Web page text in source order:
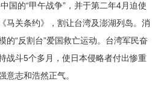
的“甲午战争”，并于第二年4月迫使
马关条约》，割让台湾及澎湖列岛。消
的“反割台”爱国救亡运动。台湾军民奋
战斗5个多月，使日本侵略者付出惨重
意志和浩然正气。